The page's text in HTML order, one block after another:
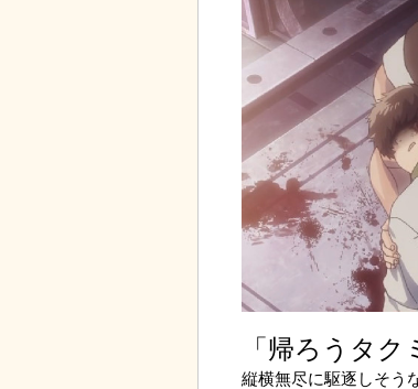
「帰ろうタク
縦横無尽に駆逐しそう